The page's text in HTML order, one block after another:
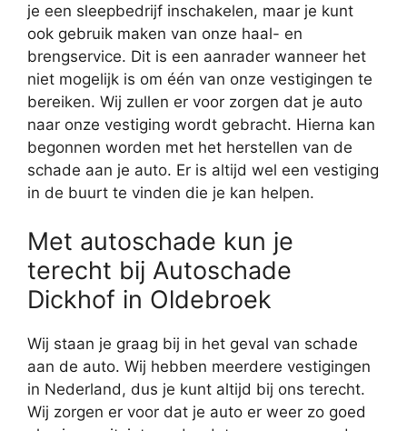
je een sleepbedrijf inschakelen, maar je kunt
ook gebruik maken van onze haal- en
brengservice. Dit is een aanrader wanneer het
niet mogelijk is om één van onze vestigingen te
bereiken. Wij zullen er voor zorgen dat je auto
naar onze vestiging wordt gebracht. Hierna kan
begonnen worden met het herstellen van de
schade aan je auto. Er is altijd wel een vestiging
in de buurt te vinden die je kan helpen.
Met autoschade kun je
terecht bij Autoschade
Dickhof in Oldebroek
Wij staan je graag bij in het geval van schade
aan de auto. Wij hebben meerdere vestigingen
in Nederland, dus je kunt altijd bij ons terecht.
Wij zorgen er voor dat je auto er weer zo goed